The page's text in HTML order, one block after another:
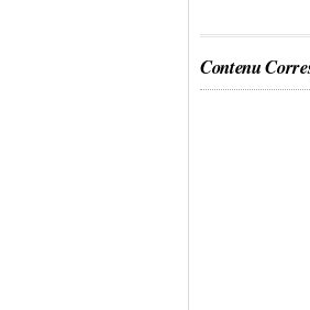
Contenu